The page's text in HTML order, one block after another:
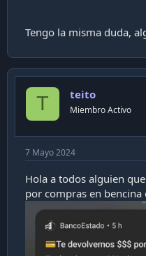
Tengo la misma duda,
T teito
Miembro Activo
7 Mayo 2024
Hola a todos alguien
por compras en bencina